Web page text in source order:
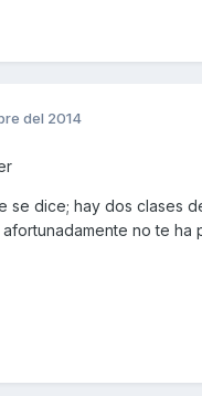
del 2014
se dice; hay dos clases
no te ha